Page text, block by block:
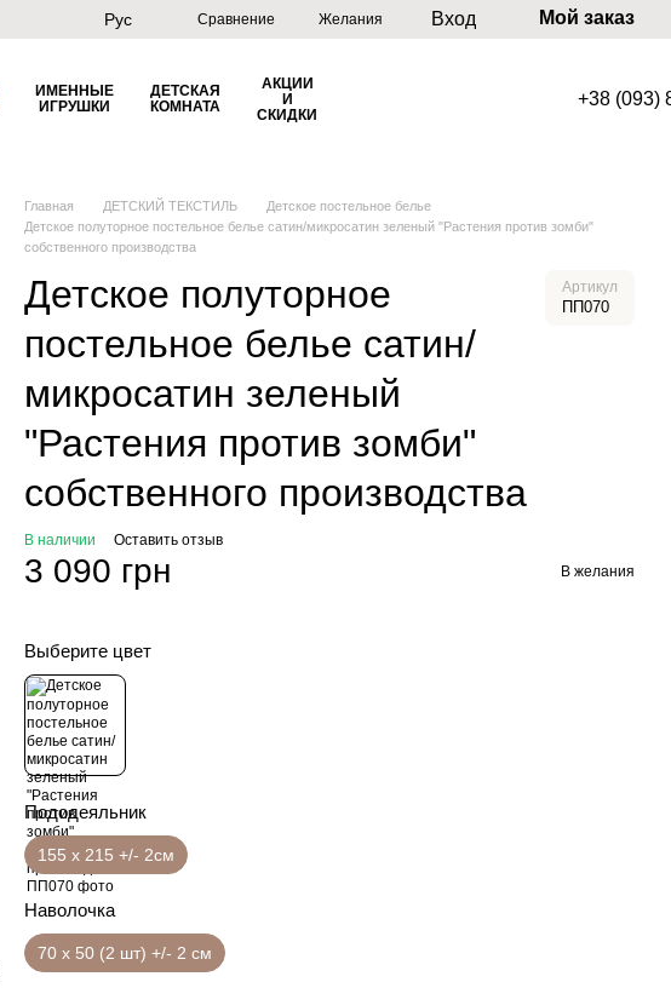
Рус Сравнение Желания Вход Мой заказ
ИМЕННЫЕ
ИГРУШКИ
ДЕТСКАЯ
КОМНАТА
АКЦИИ
И
СКИДКИ
+38 (093)
Главная ДЕТСКИЙ ТЕКСТИЛЬ
Детское постельное белье
Детское полуторное постельное белье сатин/микросатин зеленый "Растения против зомби"
собственного производства
Детское полуторное
постельное белье сатин/
микросатин зеленый
"Растения против зомби"
собственного производства
Артикул
ПП070
В наличии Оставить отзыв
3 090 грн В желания
Выберите цвет
Пододеяльник
155 х 215 +/- 2см
Наволочка
70 х 50 (2 шт) +/- 2 см